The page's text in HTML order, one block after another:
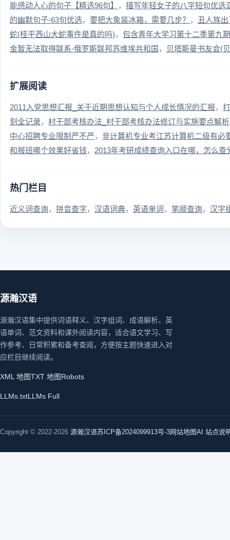
能感动人心的句子【精选96句】
描写年轻女子的八字短句优选
的幽默句子-63句优选
要把大象装冰箱，需要几步？
丑人族
蛇(桂平西山大蛇事件是真的吗)
包含青年大学习第十二季第九
金暂无法取得联系-俄罗斯联邦苏维埃共和国
贝塔斯曼书友会(
扩展阅读
2011入党思想汇报_关于近期思想认知与个人成长情况的汇报
刻全记录
村干部考核办法_村干部考核办法修订与实施要点解析
中心招聘专业限制严不严
非计算机专业考江苏计算机二级有必
和报班哪个效果好省钱
2013年考研成绩查询入口在哪，怎么查
热门栏目
近义词查询 拼音查字 汉语词典 英语单词 笔顺查询 汉字
源瀚汉语
源瀚汉语集中提供词语释义、汉字组词、成语解析、英
语单词、范文资料和课外阅读内容，适合语文学习、写
作参考、日常积累和备考查阅，方便按主题快速进入对
应栏目继续阅读。
XML 地图TXT 地图Robots
LLMs.txtLLMs Full
Copyright © 2022-2026 源瀚汉语苏ICP备2024099913号-3网站地图AI 站点说